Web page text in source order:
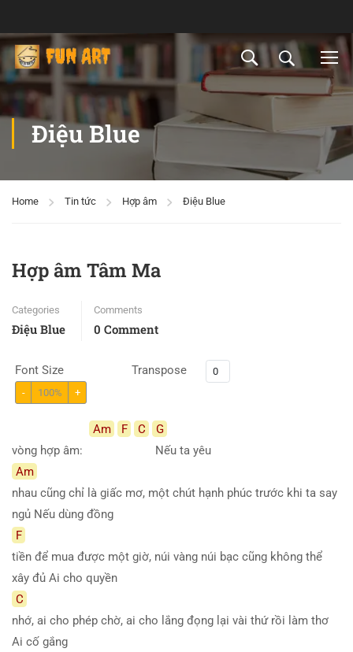
Điệu Blue
Home Tin tức Hợp âm Điệu Blue
Hợp âm Tâm Ma
Categories
Điệu Blue
Comments
0 Comment
Font Size
- 100% +
Transpose
vòng hợp âm:
Am F C
G
Nếu ta yêu
Am
nhau cũng chỉ là giấc mơ, một chút hạnh phúc trước khi ta say
ngủ Nếu dùng đồng
F
tiền để mua được một giờ, núi vàng núi bạc cũng không thể
xây đủ Ai cho quyền
C
nhớ, ai cho phép chờ, ai cho lắng đọng lại vài thứ rồi làm thơ
Ai cố gắng